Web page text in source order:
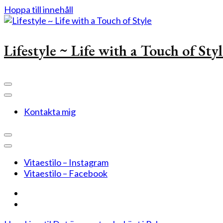
Hoppa till innehåll
Lifestyle ~ Life with a Touch of
Kontakta mig
Vitaestilo – Instagram
Vitaestilo – Facebook